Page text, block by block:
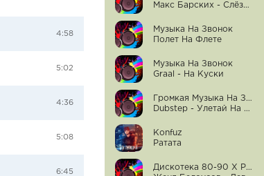
4:58
5:02
4:36
5:08
6:45
Макс Барских - Слёзы-Вода
Музыка На Звонок
Полет На Флете
Музыка На Звонок
Graal - На Куски
Громкая Музыка На Звонок Телефона
Dubstep - Улетай На Крыльях Ветра
Konfuz
Ратата
Дискотека 80-90 Х Русский